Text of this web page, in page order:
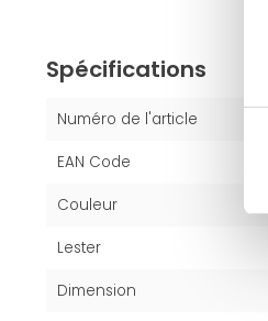
Spécifications
Numéro de l'article
EAN Code
Couleur
Lester
Dimension